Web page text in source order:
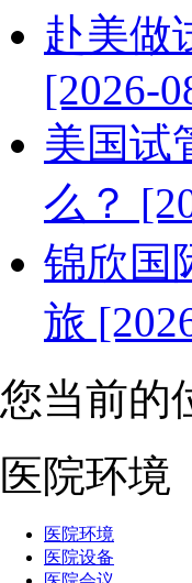
赴美做
[2026-
美国试
么？
锦欣国
旅
您当前的
医院环境
医院环境
医院设备